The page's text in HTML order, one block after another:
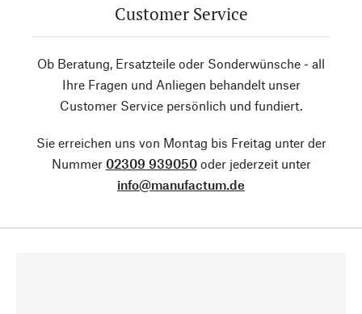
Customer Service
Ob Beratung, Ersatzteile oder Sonderwünsche - all
Ihre Fragen und Anliegen behandelt unser
Customer Service persönlich und fundiert.
Sie erreichen uns von Montag bis Freitag unter der
Nummer 02309 939050oder jederzeit unter
info@manufactum.de